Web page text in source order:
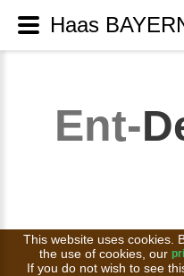
Ent-
This website uses cookies.
the use of cookies, our
If you do not wish to see
Haas